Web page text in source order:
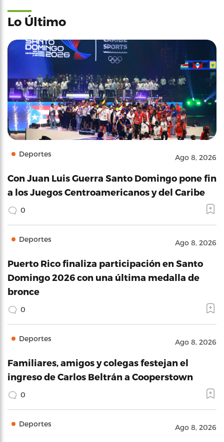
Lo Último
Deportes Ago 8, 2026
Con Juan Luis Guerra Santo Domingo pone fin
a los Juegos Centroamericanos y del Caribe
0
Deportes Ago 8, 2026
Puerto Rico finaliza participación en Santo
Domingo 2026 con una última medalla de
bronce
0
Deportes Ago 8, 2026
Familiares, amigos y colegas festejan el
ingreso de Carlos Beltrán a Cooperstown
0
Deportes Ago 8, 2026